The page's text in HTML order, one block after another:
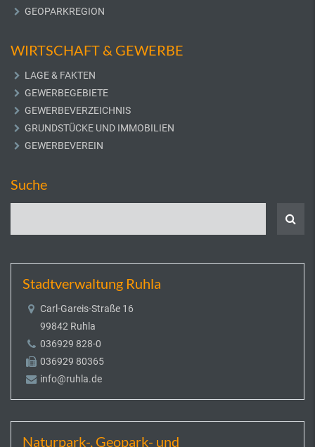
GEOPARKREGION
WIRTSCHAFT & GEWERBE
LAGE & FAKTEN
GEWERBEGEBIETE
GEWERBEVERZEICHNIS
GRUNDSTÜCKE UND IMMOBILIEN
GEWERBEVEREIN
Suche
Stadtverwaltung Ruhla
Carl-Gareis-Straße 16
99842 Ruhla
036929 828-0
036929 80365
info@ruhla.de
Naturpark-, Geopark- und